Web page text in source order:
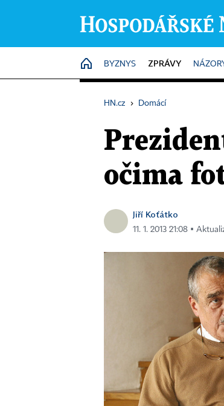
HOME
BYZNYS ZPRÁVY
HN.cz › Domácí
očima
Jiří Koťátko
11. 1. 2013 21:08 ▪